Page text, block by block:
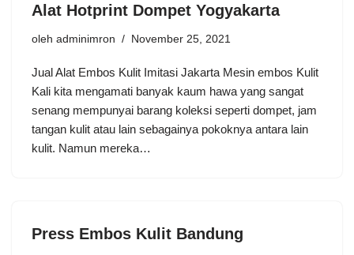
Alat Hotprint Dompet Yogyakarta
oleh adminimron November 25, 2021
Jual Alat Embos Kulit Imitasi Jakarta Mesin embos Kulit
Kali kita mengamati banyak kaum hawa yang sangat
senang mempunyai barang koleksi seperti dompet, jam
tangan kulit atau lain sebagainya pokoknya antara lain
kulit. Namun mereka…
Press Embos Kulit Bandung